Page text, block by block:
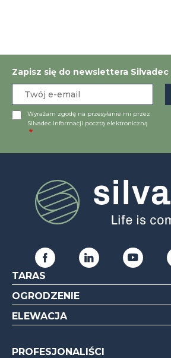
Zapisz się do newslettera Silvadec
Wyrażam zgodę na przesyłanie mi przez
Silvadec informacji pocztą elektroniczną
TARAS
OGRODZENIE
ELEWACJA
PROFESJONALIŚCI